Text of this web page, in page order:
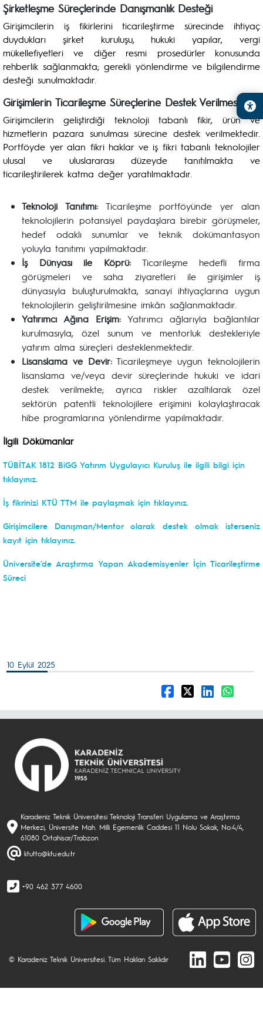
Şirketleşme Süreçlerinde Danışmanlık Desteği
Girişimcilerin iş fikirlerini ticarileştirme sürecinde ihtiyaç
duydukları şirket kuruluşu, hukuki yapılar, vergi
mükellefiyetleri ve diğer resmi prosedürler konusunda
rehberlik sağlanmakta; gerekli yönlendirme ve bilgilendirme
desteği sunulmaktadır.
Girişimlerin Ticarileşme Süreçlerine Destek Verilmesi
Girişimcilerin geliştirdiği teknoloji tabanlı fikir, ürün ve
hizmetlerin pazara sunulması sürecine destek verilmektedir.
Portföyde yer alan fikri haklar ve iş fikri tabanlı teknolojiler
ulusal ve uluslararası düzeyde tanıtılmakta ve
ticarileştirilerek katma değer yaratılmaktadır.
Teknoloji Tanıtımı:Ticarileşme portföyünde yer alan
teknolojilerin potansiyel paydaşlara birebir görüşmeler,
hedef odaklı sunumlar ve teknik dokümantasyon
yoluyla tanıtımı yapılmaktadır.
İş Dünyası ile Köprü: Ticarileşme hedefli firma
görüşmeleri ve saha ziyaretleri ile girişimler iş
dünyasıyla buluşturulmakta, sanayi ihtiyaçlarına uygun
teknolojilerin geliştirilmesine imkân sağlanmaktadır.
Yatırımcı Ağına Erişim: Yatırımcı ağlarıyla bağlantılar
kurulmasıyla, özel sunum ve mentorluk destekleriyle
yatırım alma süreçleri desteklenmektedir.
Lisanslama ve Devir:Ticarileşmeye uygun teknolojilerin
lisanslama ve/veya devir süreçlerinde hukuki ve idari
destek verilmekte; ayrıca riskler azaltılarak özel
sektörün patentli teknolojilere erişimini kolaylaştıracak
hibe programlarına yönlendirme yapılmaktadır.
İlgili Dökümanlar
TÜBİTAK 1812 BiGG Yatırım Uygulayıcı Kuruluş ile ilgili bilgi için
tıklayınız.
İş fikrinizi KTÜ TTM ile paylaşmak için tıklayınız.
Girişimcilere Danışman/Mentor olarak destek olmak isterseniz
kayıt için tıklayınız.
Üniversite’de Araştırma Yapan Akademisyenler İçin Ticarileştirme
Süreci
10 Eylül 2025
Karadeniz Teknik Üniversitesi Teknoloji Transferi Uygulama ve Araştırma
Merkezi, Üniversite Mah. Milli Egemenlik Caddesi 11 Nolu Sokak, No:4/4,
61080 Ortahisar/Trabzon
ktutto@ktu.edu.tr
+90 462 377 4600
© Karadeniz Teknik Üniversitesi. Tüm Hakları Saklıdır